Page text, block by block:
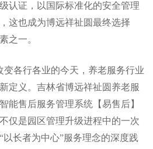
认证，以国际标准化的安全管理
这也成为博远祥祉圆最终选择
之一。
各行各业的今天，养老服务行业
定义。吉林省博远祥祉圆养老服
能售后服务管理系统【易售后】
仅是园区管理升级进程中的一次
“以长者为中心”服务理念的深度践